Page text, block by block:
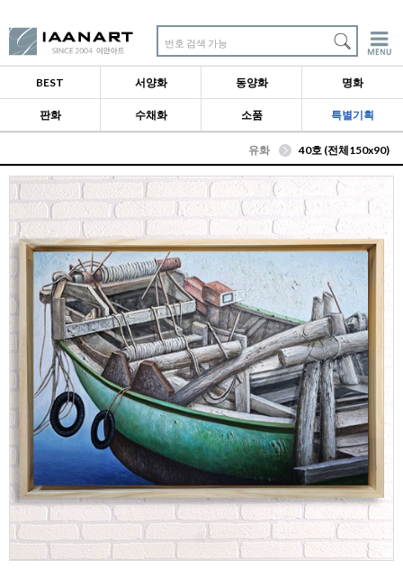
번호 검색 가능
BEST 서양화 동양화 명화
판화 수채화 소품 특별기획
유화 40호 (전체150x90)